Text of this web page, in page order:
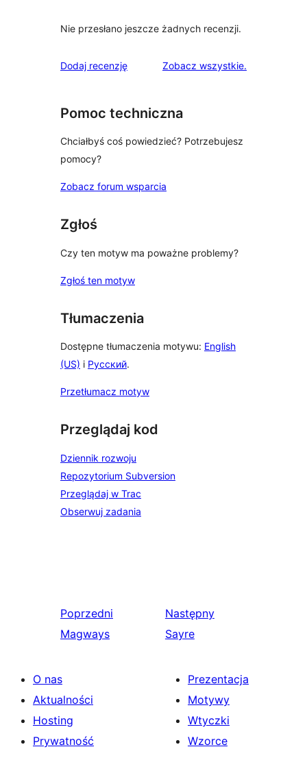
Nie przesłano jeszcze żadnych recenzji.
Dodaj recenzję Zobacz wszystkierecenzje
.
Pomoc techniczna
Chciałbyś coś powiedzieć? Potrzebujesz
pomocy?
Zobacz forum wsparcia
Zgłoś
Czy ten motyw ma poważne problemy?
Zgłoś ten motyw
Tłumaczenia
Dostępne tłumaczenia motywu: English
(US) i Русский.
Przetłumacz motyw
Przeglądaj kod
Dziennik rozwoju
Repozytorium Subversion
Przeglądaj w Trac
Obserwuj zadania
Poprzedni
Magways
Następny
Sayre
O nas
Aktualności
Hosting
Prywatność
Prezentacja
Motywy
Wtyczki
Wzorce